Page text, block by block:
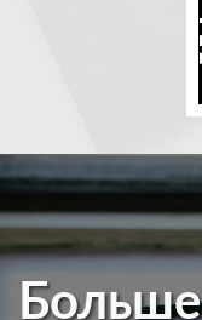
Больше